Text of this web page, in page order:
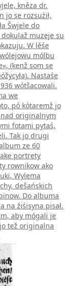
kněza dr.
jo se rozsuźił,
Šwjele do
muzeje su
W lěśe
mólbu
(kenž som se
Nastaśe
wótšacowali.
we
pó kótaremž jo
originalnym
fotami pytaś,
Tak jo drugi
ze 60
portrety
rownikow ako
Wylema
dešańskich
Do albuma
na źiśisyna pisał.
aby mógali je
tež originalna